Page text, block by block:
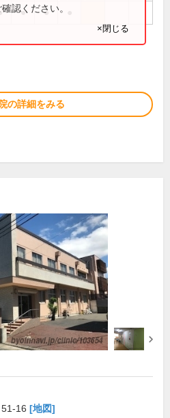
● ●
認ください。
×閉じる
の詳細をみる
16 [地図]